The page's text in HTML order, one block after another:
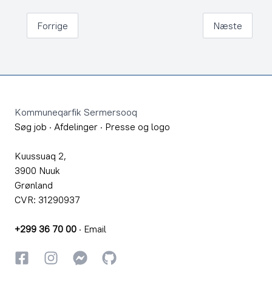
Forrige Næste
Kommuneqarfik Sermersooq
Søg job · Afdelinger · Presse og logo
Kuussuaq 2,
3900 Nuuk
Grønland
CVR: 31290937
+299 36 70 00 · Email
FacebookInstagramInstagram
GitHub